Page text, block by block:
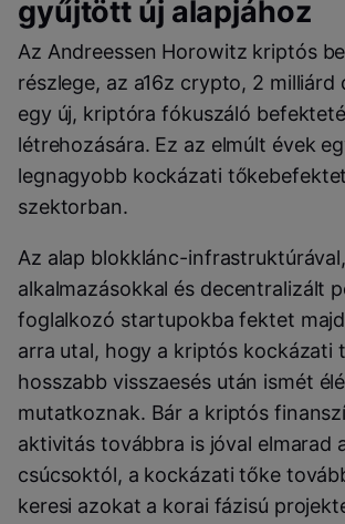
gyűjtött új alapjához
Az Andreessen Horowitz kriptós
részlege, az a16z crypto, 2
egy új, kriptóra fókuszáló
létrehozására. Ez az elmúlt évek
legnagyobb kockázati
szektorban.
Az alap blokklánc-
alkalmazásokkal és decentralizált
foglalkozó startupokba fektet
arra utal, hogy a kriptós kockázati
hosszabb visszaesés után ismét
mutatkoznak. Bár a kriptós
aktivitás továbbra is jóval elmarad
csúcsoktól, a kockázati tőke
keresi azokat a korai fázisú